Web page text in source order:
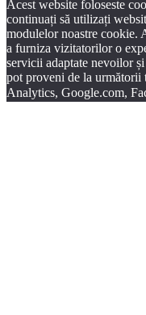
Acest website foloseste
continuați să utilizați
modulelor noastre cookie.
a furniza vizitatorilor o
servicii adaptate nevoilor
pot proveni de la
Analytics, Google.com,